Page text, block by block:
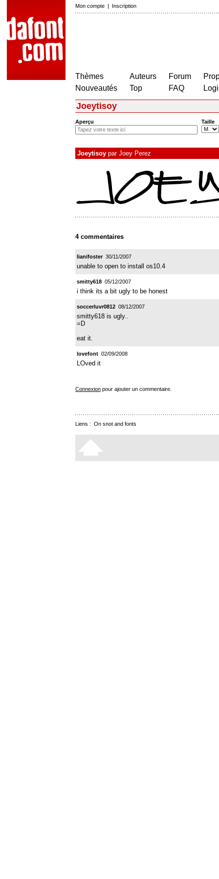
Mon compte | Inscription
Thèmes
Nouveautés
Auteurs
Top
Forum
FAQ
Joeytisoy
Aperçu Taille
Joeytisoy par Joey Perez
4 commentaires
lianifoster 30/11/2007
unable to open to install os10.4
smitty618 05/12/2007
i think its a bit ugly to be honest
soccerluvr0812 08/12/2007
smitty618 is ugly..
=D
eat it.
lovefont 02/09/2008
LOved it
Connexion pour ajouter un commentaire.
Liens : On snot and fonts